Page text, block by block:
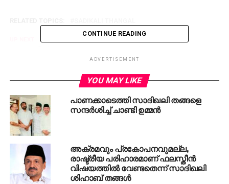
പ്രാര്‍ത്ഥനാ സംഗമങ്ങള്‍ നാളെ
കണ്ണൂരില്‍ വനംവകുപ്പ് സംഘത്തിന് നേരെ
മാവോയിസ്റ്റുകള്‍ വെടിയുതിര്‍ത്തു
CONTINUE READING
ADVERTISEMENT
YOU MAY LIKE
പാണക്കാടെത്തി സാദിഖലി തങ്ങളെ
സന്ദർശിച്ച് ചാണ്ടി ഉമ്മൻ
അക്രമവും പ്രകോപനവുമല്ല,
രാഷ്ട്രീയ പരിഹാരമാണ് ഫലസ്തീന്‍
വിഷയത്തില്‍ വേണ്ടതെന്ന് സാദിഖലി
ശിഹാബ് തങ്ങള്‍